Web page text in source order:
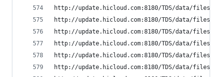
http://update.hicloud.com:8180/TDS/data/files/p9/
http://update.hicloud.com:8180/TDS/data/files/p9/
http://update.hicloud.com:8180/TDS/data/files/p9/
http://update.hicloud.com:8180/TDS/data/files/p9/
http://update.hicloud.com:8180/TDS/data/files/p9/
http://update.hicloud.com:8180/TDS/data/files/p9/